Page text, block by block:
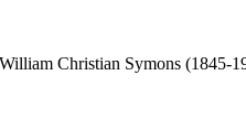
Christian Symons (1845-